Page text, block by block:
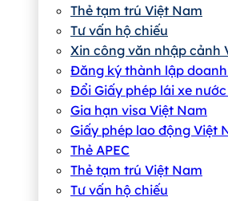
Thẻ tạm trú Việt Nam
Tư vấn hộ chiếu
Xin công văn nhập cảnh
Đăng ký thành lập
Đổi Giấy phép lái xe
Gia hạn visa Việt Nam
Giấy phép lao động Việt
Thẻ APEC
Thẻ tạm trú Việt Nam
Tư vấn hộ chiếu